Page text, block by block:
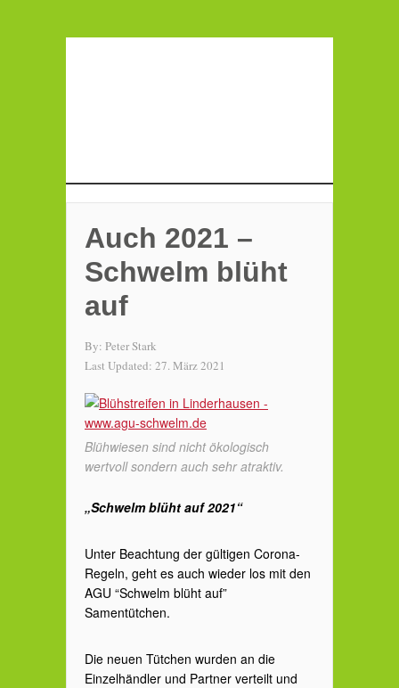
Auch 2021 –
Schwelm blüht
auf
By: Peter Stark
Last Updated: 27. März 2021
Blühwiesen sind nicht ökologisch
wertvoll sondern auch sehr atraktiv.
„Schwelm blüht auf 2021“
Unter Beachtung der gültigen Corona-
Regeln, geht es auch wieder los mit den
AGU “Schwelm blüht auf”
Samentütchen.
Die neuen Tütchen wurden an die
Einzelhändler und Partner verteilt und